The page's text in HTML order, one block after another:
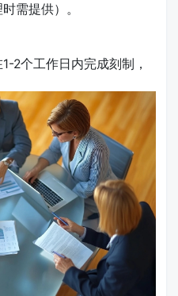
需提供）。
2个工作日内完成刻制，